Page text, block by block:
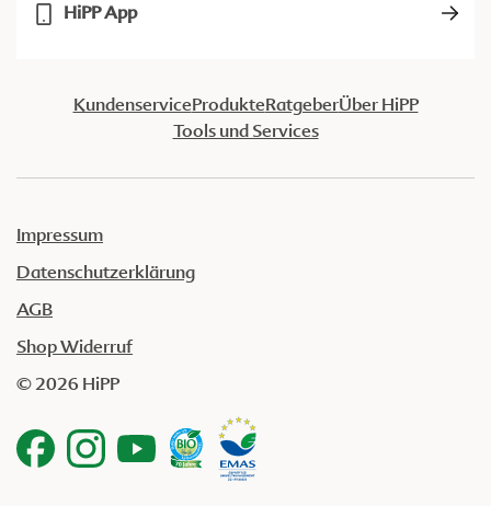
HiPP App
KundenserviceProdukteRatgeberÜber HiPP
Tools und Services
Impressum
Datenschutzerklärung
AGB
Shop Widerruf
© 2026 HiPP